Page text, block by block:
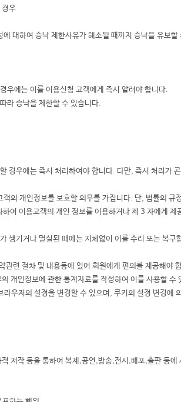
경우
대하여 승낙 제한사유가 해소될 때까지 승낙을 유보할
우에는 이를 이용신청 고객에게 즉시 알려야 합니다.
라 승낙을 제한할 수 있습니다.
경우에는 즉시 처리하여야 합니다. 다만, 즉시 처리가
의 개인정보를 보호할 의무를 가집니다. 단, 법률의 규
여 이용고객의 개인 정보를 이용하거나 제 3 자에게
생기거나 멸실된 때에는 지체없이 이를 수리 또는 복
련 절차 및 내용등에 있어 회원에게 편의를 제공해야
개인정보에 관한 통계자료를 작성하여 이를 사용할
우저의 설정을 변경할 수 있으며, 쿠키의 설정 변경에
저작 등을 통하여 복제,공연,방송,전시,배포,출판 등에